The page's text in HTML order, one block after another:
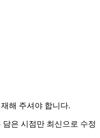
해 주셔야 합니다.
은 시점만 최신으로 수정